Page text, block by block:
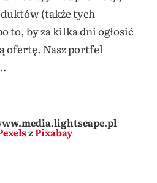
(także tych
to, by za kilka dni ogłosić
ofertę. Nasz portfel
zPixabay